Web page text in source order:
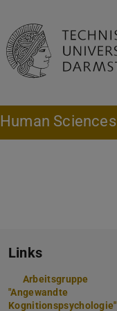
Human Sciences
Links
Arbeitsgruppe
"Angewandte
Kognitionspsychologie"